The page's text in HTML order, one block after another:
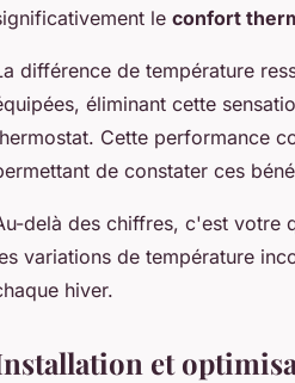
le confort
différence de température
éliminant cette
Cette performance
de constater ces
delà des chiffres, c'est votre
variations de température
hiver.
et